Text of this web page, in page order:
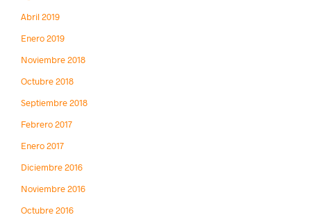
Abril 2019
Enero 2019
Noviembre 2018
Octubre 2018
Septiembre 2018
Febrero 2017
Enero 2017
Diciembre 2016
Noviembre 2016
Octubre 2016